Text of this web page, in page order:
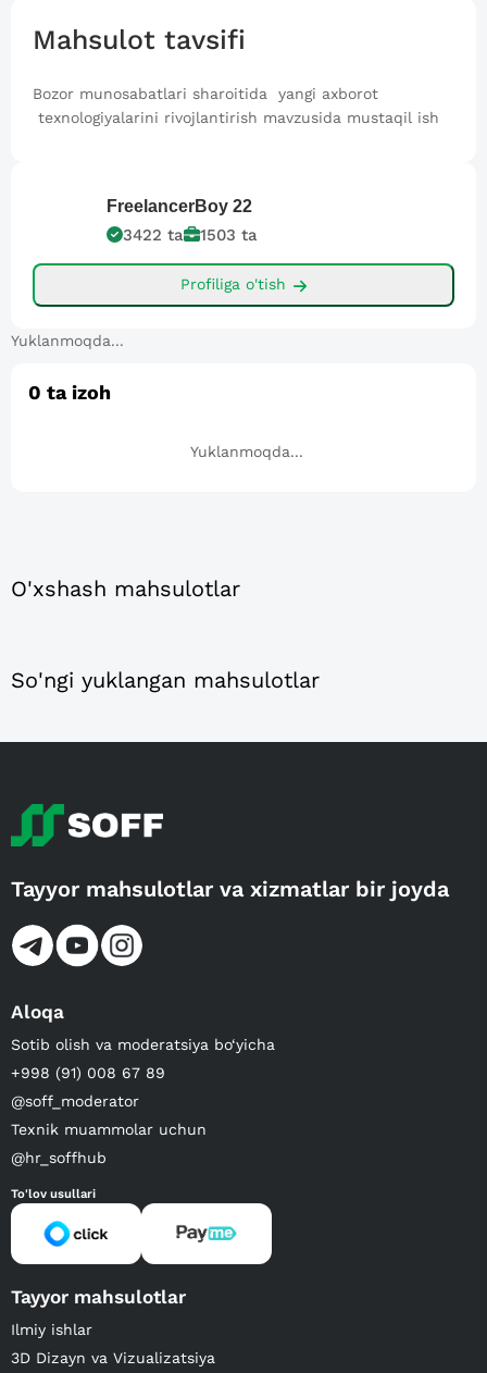
Mahsulot tavsifi
Bozor munosabatlari sharoitida yangi axborot
texnologiyalarini rivojlantirish mavzusida mustaqil ish
FreelancerBoy 22
3422 ta 1503 ta
Profiliga o'tish
Yuklanmoqda...
0 ta izoh
Yuklanmoqda...
O'xshash mahsulotlar
So'ngi yuklangan mahsulotlar
Tayyor mahsulotlar va xizmatlar bir joyda
Aloqa
Sotib olish va moderatsiya bo‘yicha
+998 (91) 008 67 89
@soff_moderator
Texnik muammolar uchun
@hr_soffhub
To'lov usullari
Tayyor mahsulotlar
Ilmiy ishlar
3D Dizayn va Vizualizatsiya